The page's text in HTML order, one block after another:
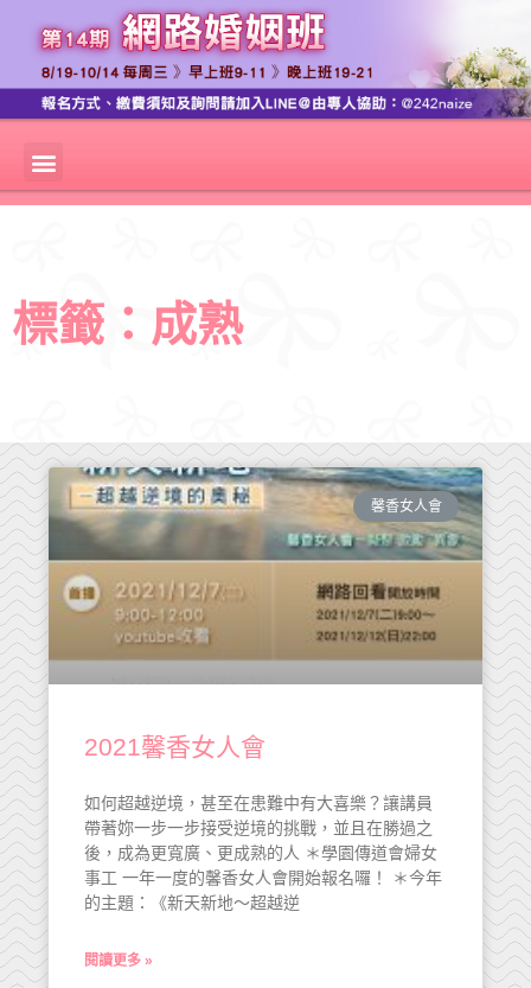
標籤：成熟
馨香女人會
2021馨香女人會
如何超越逆境，甚至在患難中有大喜樂？讓講員
帶著妳一步一步接受逆境的挑戰，並且在勝過之
後，成為更寬廣、更成熟的人 ＊學園傳道會婦女
事工 一年一度的馨香女人會開始報名囉！ ＊今年
的主題：《新天新地～超越逆
閱讀更多 »